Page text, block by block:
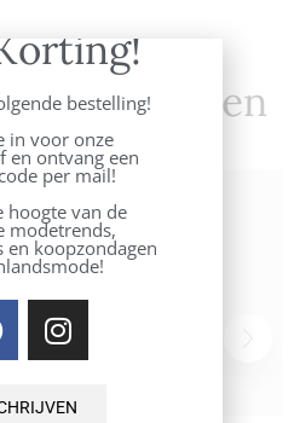
producten
bestelling!
in voor onze
en ontvang een
per mail!
hoogte van de
modetrends,
en koopzondagen